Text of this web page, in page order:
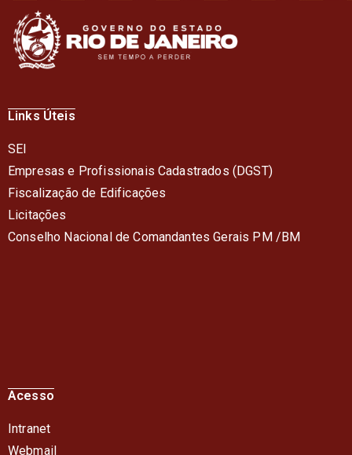
Links Úteis
SEI
Empresas e Profissionais Cadastrados (DGST)
Fiscalização de Edificações
Licitações
Conselho Nacional de Comandantes Gerais PM /BM
Acesso
Intranet
Webmail